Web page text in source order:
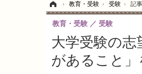
› 教育・受験 › 受験 › 記事
大学受験の
があること」
教育・受験 受験